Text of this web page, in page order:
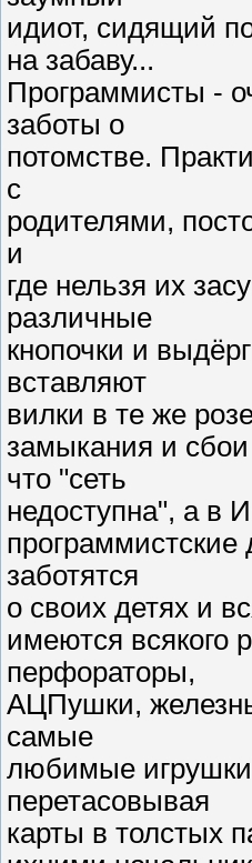
идиот, сидящий
на забаву...
Программисты -
заботы о
потомстве.
с
родителями,
и
где нельзя их
различные
кнопочки и
вставляют
вилки в те же
замыкания и
что "сеть
недоступна", а в
заботятся
о своих детях и
имеются всякого
перфораторы,
АЦПушки,
самые
любимые игрушки
перетасовывая
карты в толстых